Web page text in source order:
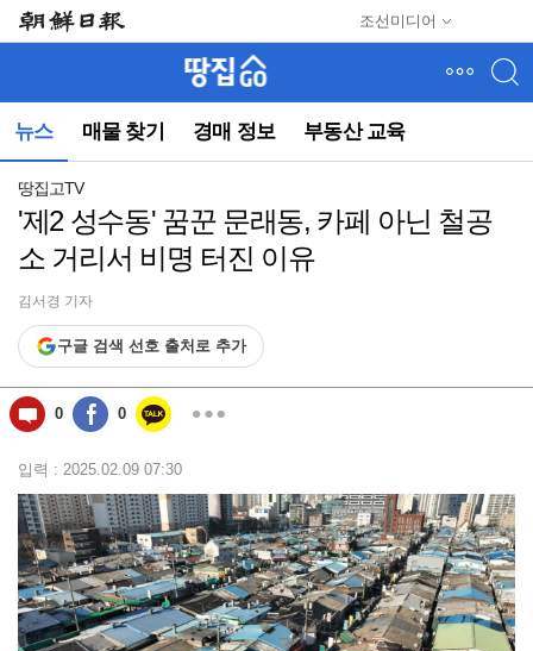
조선미디어
뉴스 매물 찾기 경매 정보 부동산 교육
뉴
(컨
동)
땅집고TV
'제2 성수동' 꿈꾼 문래동, 카페 아닌 철공
소 거리서 비명 터진 이유
김서경 기자
구글 검색 선호 출처로 추가
0 0
입력 : 2025.02.09 07:30